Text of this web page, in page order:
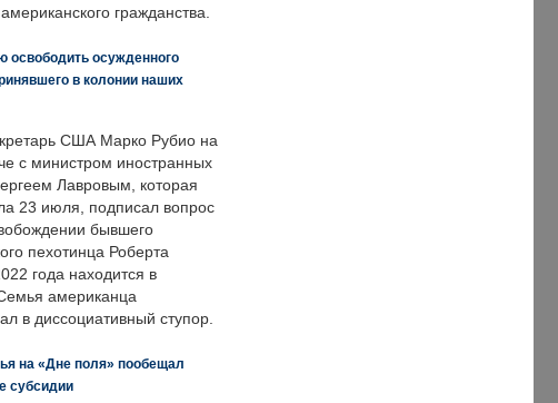
гражданства.
осужденного
в колонии наших
США Марко Рубио на
с министром иностранных
Лавровым, которая
23 июля, подписал вопрос
бывшего
пехотинца Роберта
года находится в
американца
в диссоциативный ступор.
на «Дне поля» пообещал
субсидии